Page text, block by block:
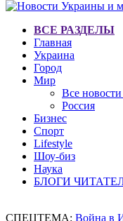
ВСЕ РАЗДЕЛЫ
Главная
Украина
Город
Мир
Все новости
Россия
Бизнес
Спорт
Lifestyle
Шоу-биз
Наука
БЛОГИ
СПЕЦТЕМА: Война в